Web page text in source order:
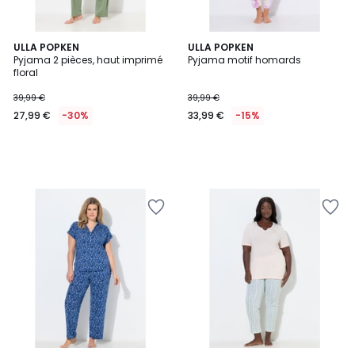
ULLA POPKEN
Pyjama 2 pièces, haut imprimé
floral
39,99 €
27,99 € -30%
ULLA POPKEN
Pyjama motif homards
39,99 €
33,99 € -15%